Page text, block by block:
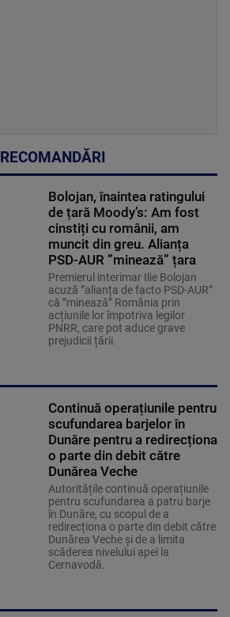
RECOMANDĂRI
Bolojan, înaintea ratingului
de țară Moody’s: Am fost
cinstiți cu românii, am
muncit din greu. Alianța
PSD-AUR ”minează” țara
Premierul interimar Ilie Bolojan
acuză ”alianța de facto PSD-AUR”
că ”minează” România prin
acțiunile lor împotriva legilor
PNRR, care pot aduce grave
prejudicii țării.
Continuă operațiunile pentru
scufundarea barjelor în
Dunăre pentru a redirecționa
o parte din debit către
Dunărea Veche
Autoritățile continuă operațiunile
pentru scufundarea a patru barje
în Dunăre, cu scopul de a
redirecționa o parte din debit către
Dunărea Veche și de a limita
scăderea nivelului apei la
Cernavodă.